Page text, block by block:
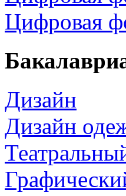
Цифровая
Дизайн
Дизайн